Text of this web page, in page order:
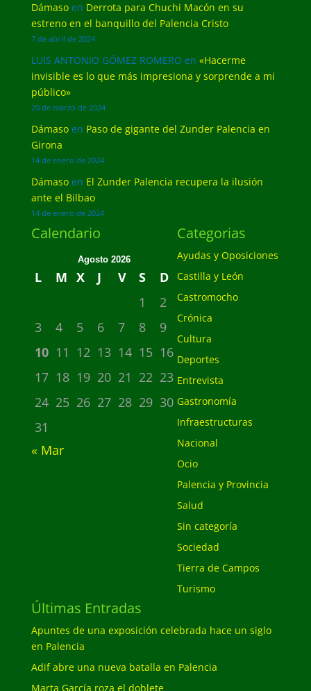
Dámasoen Derrota para Chuchi Macón en su
estreno en el banquillo del Palencia Cristo
7 de abril de 2024
LUIS ANTONIO GÓMEZ ROMERO en «Hacerme
invisible es lo que más impresiona y sorprende a mi
público»
20 de marzo de 2024
Dámasoen Paso de gigante del Zunder Palencia en
Girona
14 de enero de 2024
Dámasoen El Zunder Palencia recupera la ilusión
ante el Bilbao
14 de enero de 2024
Calendario
Agosto 2026
L M X J V S
D
1
2
3
4 5 6 7 8
9
10 11 12 13 14 15 16
17 18 19 20 21 22 23
24 25 26 27 28 29 30
31
« Mar
Categorias
Ayudas y Oposiciones
Castilla y León
Castromocho
Crónica
Cultura
Deportes
Entrevista
Gastronomía
Infraestructuras
Nacional
Ocio
Palencia y Provincia
Salud
Sin categoría
Sociedad
Tierra de Campos
Turismo
Últimas Entradas
Apuntes de una exposición celebrada hace un siglo
en Palencia
Adif abre una nueva batalla en Palencia
Marta García roza el doblete